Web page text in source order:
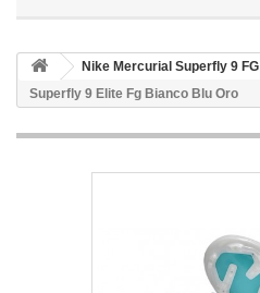
Nike Mercurial Superfly 9 FG
Superfly 9 Elite Fg Bianco Blu Oro